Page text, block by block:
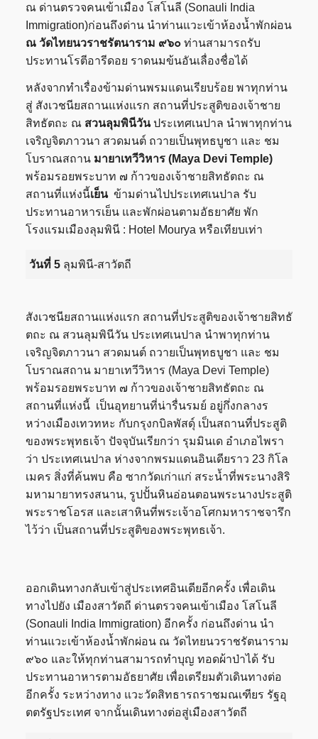
ณ ด่านตรวจคนเข้าเมือง โสโนลี (Sonauli India
Immigration)ก่อนถึงด่าน นำท่านแวะเข้าห้องน้ำพักผ่อน
ณ วัดไทยนวราชรัตนาราม ๙๖๐ท่านสามารถรับ
ประทานโรตีอารีดอย ราดนมข้นอันเลื่องชื่อได้
หลังจากทำเรื่องข้ามด่านพรมแดนเรียบร้อย พาทุกท่าน
สู่ สังเวชนียสถานแห่งแรก สถานที่ประสูติของเจ้าชาย
สิทธัตถะ ณ สวนลุมพินีวันประเทศเนปาล นำพาทุกท่าน
เจริญจิตภาวนา สวดมนต์ ถวายเป็นพุทธบูชา และ ชม
โบราณสถาน มายาเทวีวิหาร (Maya Devi Temple)
พร้อมรอยพระบาท ๗ ก้าวของเจ้าชายสิทธัตถะ ณ
สถานที่แห่งนี้เย็นข้ามด่านไปประเทศเนปาล รับ
ประทานอาหารเย็น และพักผ่อนตามอัธยาศัย พัก
โรงแรมเมืองลุมพินี : Hotel Mourya หรือเทียบเท่า
วันที่ 5ลุมพินี-สาวัตถี
สังเวชนียสถานแห่งแรก สถานที่ประสูติของเจ้าชายสิทธั
ตถะ ณ สวนลุมพินีวัน ประเทศเนปาล นำพาทุกท่าน
เจริญจิตภาวนา สวดมนต์ ถวายเป็นพุทธบูชา และ ชม
โบราณสถาน มายาเทวีวิหาร (Maya Devi Temple)
พร้อมรอยพระบาท ๗ ก้าวของเจ้าชายสิทธัตถะ ณ
สถานที่แห่งนี้ เป็นอุทยานที่น่ารื่นรมย์ อยู่กึ่งกลางร
หว่างเมืองเทวทหะ กับกรุงกบิลพัสดุ์ เป็นสถานที่ประสูติ
ของพระพุทธเจ้า ปัจจุบันเรียกว่า รุมมินเด อำเภอไพรา
ว่า ประเทศเนปาล ห่างจากพรมแดนอินเดียราว 23 กิโล
เมคร สิ่งที่ค้นพบ คือ ซากวัดเก่าแก่ สระน้ำที่พระนางสิริ
มหามายาทรงสนาน, รูปปั้นหินอ่อนตอนพระนางประสูติ
พระราชโอรส และเสาหินที่พระเจ้าอโศกมหาราชจารึก
ไว้ว่า เป็นสถานที่ประสูติของพระพุทธเจ้า.
ออกเดินทางกลับเข้าสู่ประเทศอินเดียอีกครั้ง เพื่อเดิน
ทางไปยัง เมืองสาวัตถี ด่านตรวจคนเข้าเมือง โสโนลี
(Sonauli India Immigration) อีกครั้ง ก่อนถึงด่าน นำ
ท่านแวะเข้าห้องน้ำพักผ่อน ณ วัดไทยนวราชรัตนาราม
๙๖๐ และให้ทุกท่านสามารถทำบุญ ทอดผ้าป่าได้ รับ
ประทานอาหารตามอัธยาศัย เพื่อเตรียมตัวเดินทางต่อ
อีกครั้ง ระหว่างทาง แวะวัดสิทธารถราชมณเฑียร รัฐอุ
ตตรัฐประเทศ จากนั้นเดินทางต่อสู่เมืองสาวัตถี